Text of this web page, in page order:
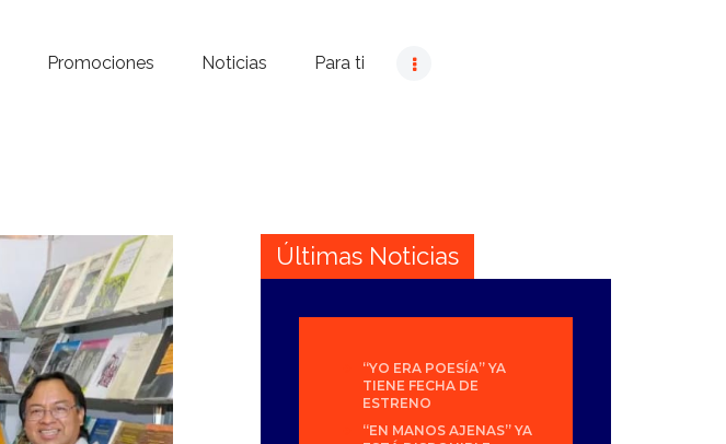
Promociones Noticias Para ti
Últimas Noticias
“YO ERA POESÍA” YA
TIENE FECHA DE
ESTRENO
“EN MANOS AJENAS” YA